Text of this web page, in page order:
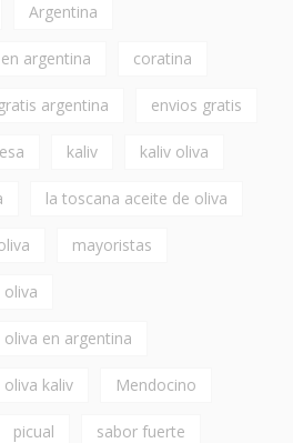
Argentina
argentina coratina
argentina envios gratis
kaliv kaliv oliva
la toscana aceite de oliva
mayoristas
en argentina
kaliv Mendocino
picual sabor fuerte